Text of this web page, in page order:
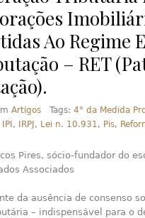
Ao Regime
– RET
Artigos Tags:4° da Medida
IPI , IRPJ , Lei n. 10.931, Pis,
Pires, sócio-fundador do
Associados
da ausência de consenso
– indispensável para o